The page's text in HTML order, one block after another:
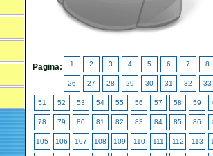
Pagina: 1 2 3 4 5 6 7 8
26 27 28 29 30 31 32 33
51 52 53 54 55 56 57 58 59
78 79 80 81 82 83 84 85 86
105 106 107 108 109 110 111 112 113